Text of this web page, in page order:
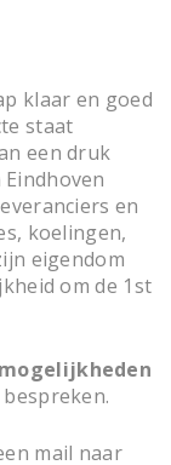
klaar en goed
staat
een druk
en
koelingen,
eigendom
om de 1st
mail naar